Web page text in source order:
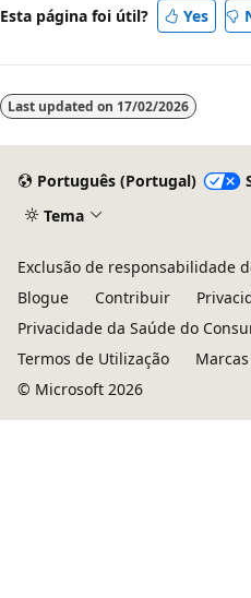
Esta página foi útil? Yes
Last updated on 17/02/2026
Português (Portugal)
Tema
Exclusão de responsabilidade
Blogue
Contribuir
Privacidade da Saúde do
Termos de Utilização
© Microsoft 2026